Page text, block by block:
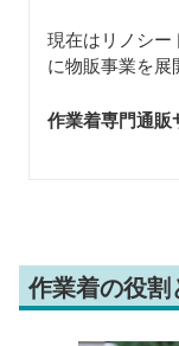
現在はリノシー
に物販事業を展
作業着専門通販
作業着の役割